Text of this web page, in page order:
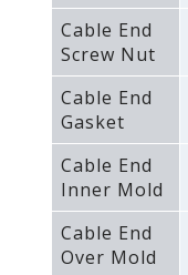
Cable End
Screw Nut
Cable End
Gasket
Cable End
Inner Mold
Cable End
Over Mold